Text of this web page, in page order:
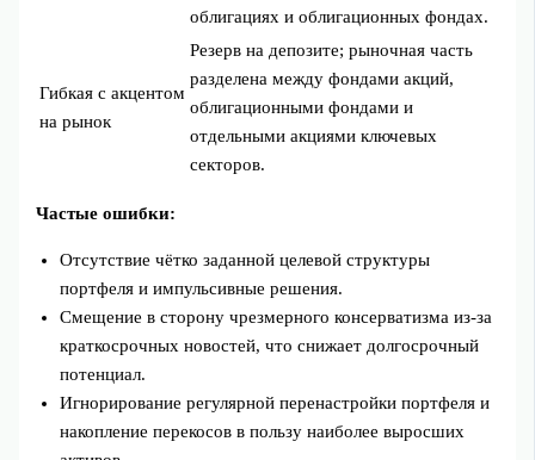
облигациях и облигационных фондах.
Гибкая с акцентом
на рынок
Резерв на депозите; рыночная часть
разделена между фондами акций,
облигационными фондами и
отдельными акциями ключевых
секторов.
Частые ошибки:
Отсутствие чётко заданной целевой структуры
портфеля и импульсивные решения.
Смещение в сторону чрезмерного консерватизма из-за
краткосрочных новостей, что снижает долгосрочный
потенциал.
Игнорирование регулярной перенастройки портфеля и
накопление перекосов в пользу наиболее выросших